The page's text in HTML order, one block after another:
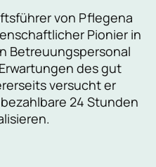
von Pflegena
Pionier in
Betreuungspersonal
des gut
versucht er
24 Stunden